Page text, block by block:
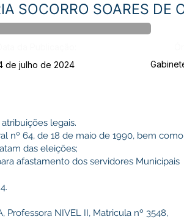
SOARES DE
de julho de 2024
legais.
nº 64, de 18 de maio de 1990, bem
das eleições;
afastamento dos servidores Municipais
Professora NIVEL II, Matricula nº 3548,